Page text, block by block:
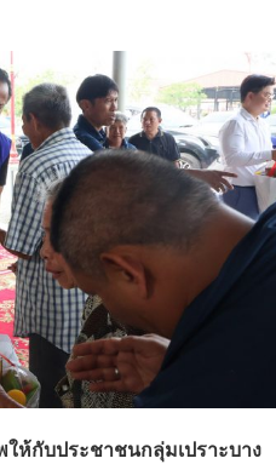
ห้กับประชาชนกลุ่มเปราะบาง